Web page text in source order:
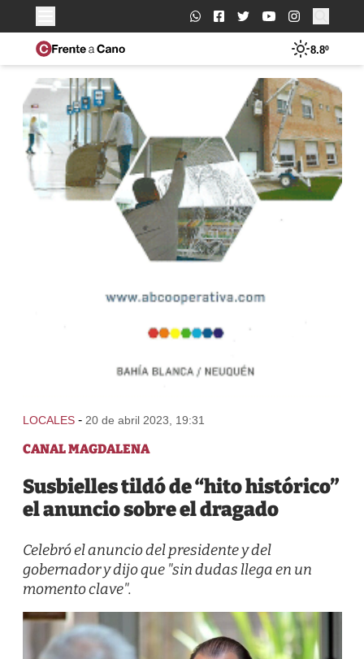
Buscar:
8.8º
LOCALES - 20 de abril 2023, 19:31
CANAL MAGDALENA
Susbielles tildó de “hito histórico”
el anuncio sobre el dragado
Celebró el anuncio del presidente y del
gobernador y dijo que "sin dudas llega en un
momento clave".